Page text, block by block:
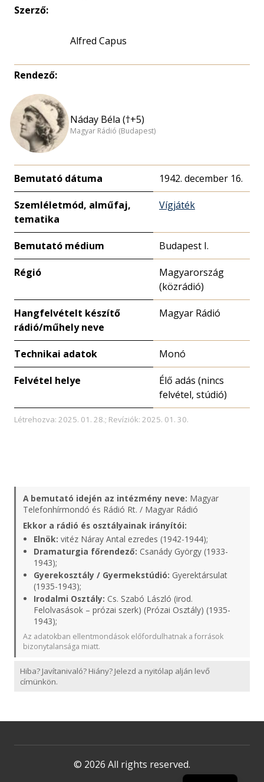
Szerző:
Alfred Capus
Rendező:
Náday Béla (†+5)
Magyar Rádió (Budapest)
Bemutató dátuma 1942. december 16.
Szemléletmód, alműfaj,
tematika
Vígjáték
Bemutató médium Budapest I.
Régió
Magyarország
(közrádió)
Hangfelvételt készítő
rádió/műhely neve
Magyar Rádió
Technikai adatok Monó
Felvétel helye
Élő adás (nincs
felvétel, stúdió)
Létrehozva: 2025. 01. 28.; Revíziók: 2025. 01. 30.
A bemutató idején az intézmény neve: Magyar
Telefonhírmondó és Rádió Rt. / Magyar Rádió
Ekkor a rádió és osztályainak irányítói:
Elnök: vitéz Náray Antal ezredes (1942-1944);
Dramaturgia főrendező: Csanády György (1933-
1943);
Gyerekosztály / Gyermekstúdió: Gyerektársulat
(1935-1943);
Irodalmi Osztály: Cs. Szabó László (irod.
Felolvasások – prózai szerk) (Prózai Osztály) (1935-
1943);
Az adatokban ellentmondások előfordulhatnak a források
bizonytalansága miatt.
Hiba? Javítanivaló? Hiány? Jelezd a nyitólap alján levő
címünkön.
© 2026 All rights reserved.